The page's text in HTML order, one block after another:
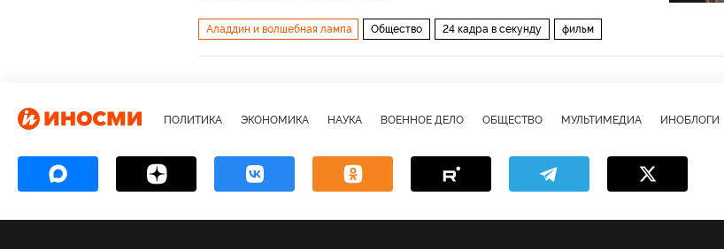
Аладдин и волшебная лампа Общество 24 кадра в секунду фильм
ПОЛИТИКА ЭКОНОМИКА НАУКА ВОЕННОЕ ДЕЛО ОБЩЕСТВО МУЛЬТИМЕДИА ИНОБЛОГИ